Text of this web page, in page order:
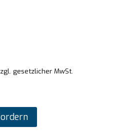
gesetzlicher MwSt.